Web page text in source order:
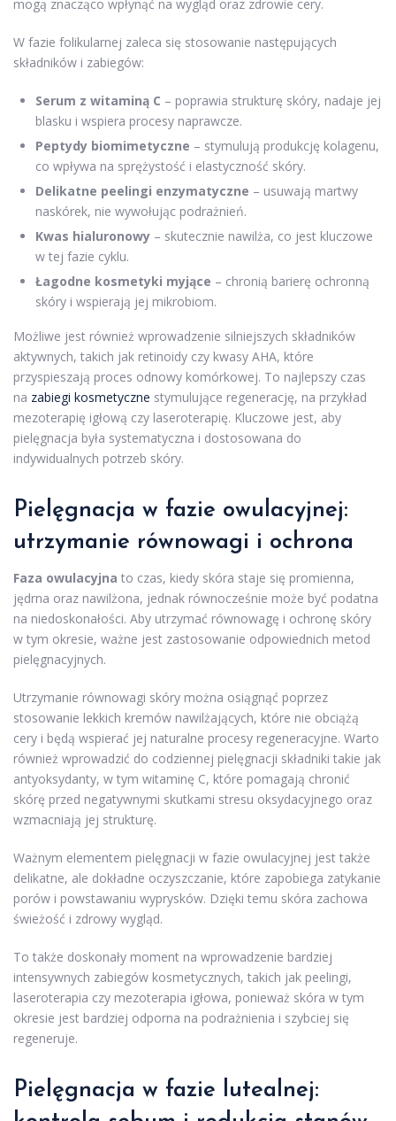
mogą znacząco wpłynąć na wygląd oraz zdrowie cery.
W fazie folikularnej zaleca się stosowanie następujących
składników i zabiegów:
Serum z witaminą C – poprawia strukturę skóry, nadaje jej
blasku i wspiera procesy naprawcze.
Peptydy biomimetyczne – stymulują produkcję kolagenu,
co wpływa na sprężystość i elastyczność skóry.
Delikatne peelingi enzymatyczne – usuwają martwy
naskórek, nie wywołując podrażnień.
Kwas hialuronowy – skutecznie nawilża, co jest kluczowe
w tej fazie cyklu.
Łagodne kosmetyki myjące – chronią barierę ochronną
skóry i wspierają jej mikrobiom.
Możliwe jest również wprowadzenie silniejszych składników
aktywnych, takich jak retinoidy czy kwasy AHA, które
przyspieszają proces odnowy komórkowej. To najlepszy czas
na zabiegi kosmetyczne stymulujące regenerację, na przykład
mezoterapię igłową czy laseroterapię. Kluczowe jest, aby
pielęgnacja była systematyczna i dostosowana do
indywidualnych potrzeb skóry.
Pielęgnacja w fazie owulacyjnej:
utrzymanie równowagi i ochrona
Faza owulacyjna to czas, kiedy skóra staje się promienna,
jędrna oraz nawilżona, jednak równocześnie może być podatna
na niedoskonałości. Aby utrzymać równowagę i ochronę skóry
w tym okresie, ważne jest zastosowanie odpowiednich metod
pielęgnacyjnych.
Utrzymanie równowagi skóry można osiągnąć poprzez
stosowanie lekkich kremów nawilżających, które nie obciążą
cery i będą wspierać jej naturalne procesy regeneracyjne. Warto
również wprowadzić do codziennej pielęgnacji składniki takie jak
antyoksydanty, w tym witaminę C, które pomagają chronić
skórę przed negatywnymi skutkami stresu oksydacyjnego oraz
wzmacniają jej strukturę.
Ważnym elementem pielęgnacji w fazie owulacyjnej jest także
delikatne, ale dokładne oczyszczanie, które zapobiega zatykanie
porów i powstawaniu wyprysków. Dzięki temu skóra zachowa
świeżość i zdrowy wygląd.
To także doskonały moment na wprowadzenie bardziej
intensywnych zabiegów kosmetycznych, takich jak peelingi,
laseroterapia czy mezoterapia igłowa, ponieważ skóra w tym
okresie jest bardziej odporna na podrażnienia i szybciej się
regeneruje.
Pielęgnacja w fazie lutealnej: